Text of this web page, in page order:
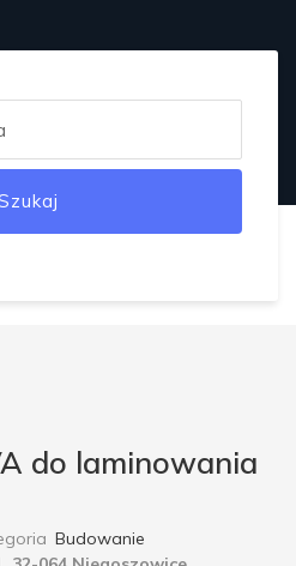
do laminowania
Budowanie